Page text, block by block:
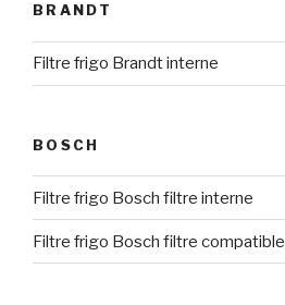
BRANDT
Filtre frigo Brandt interne
BOSCH
Filtre frigo Bosch filtre interne
Filtre frigo Bosch filtre compatible